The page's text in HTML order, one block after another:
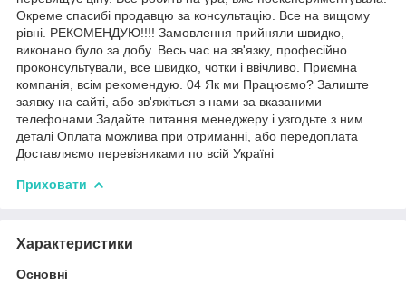
Окреме спасибі продавцю за консультацію. Все на вищому
рівні. РЕКОМЕНДУЮ!!!! Замовлення прийняли швидко,
виконано було за добу. Весь час на зв'язку, професійно
проконсультували, все швидко, чотки і ввічливо. Приємна
компанія, всім рекомендую. 04 Як ми Працюємо? Залиште
заявку на сайті, або зв'яжіться з нами за вказаними
телефонами Задайте питання менеджеру і узгодьте з ним
деталі Оплата можлива при отриманні, або передоплата
Доставляємо перевізниками по всій Україні
Приховати
Характеристики
Основні